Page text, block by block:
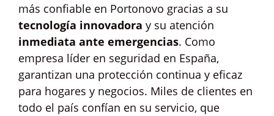
más confiable en Portonovo gracias a su
tecnología innovadora y su atención
inmediata ante emergencias. Como
empresa líder en seguridad en España,
garantizan una protección continua y eficaz
para hogares y negocios. Miles de clientes en
todo el país confían en su servicio, que